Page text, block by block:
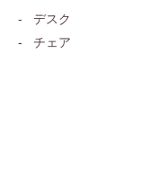
デスク
チェア